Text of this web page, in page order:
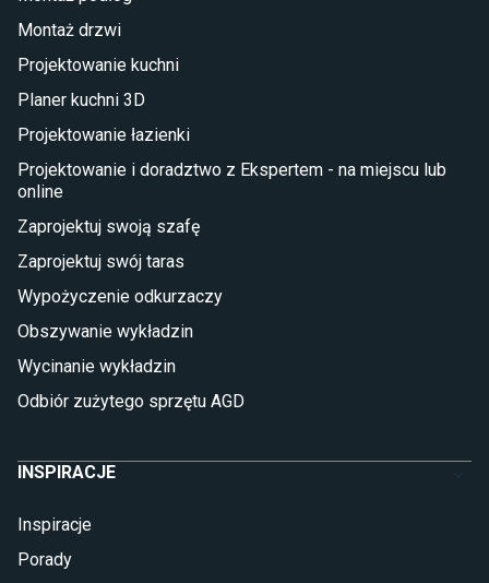
Taras i balkon
Sztuczna trawa miękka
Koce i pledy
Płytki na balkon
Lampy stojące LED
Płytki
Płytki Cersanit
Płytki wielkoformatowe
Glazura
Płytki marmurowe
Montaż drzwi
Projektowanie kuchni
Planer kuchni 3D
Projektowanie łazienki
Projektowanie i doradztwo z Ekspertem - na miejscu lub
online
Zaprojektuj swoją szafę
Zaprojektuj swój taras
Wypożyczenie odkurzaczy
Obszywanie wykładzin
Wycinanie wykładzin
Odbiór zużytego sprzętu AGD
INSPIRACJE
Inspiracje
Porady